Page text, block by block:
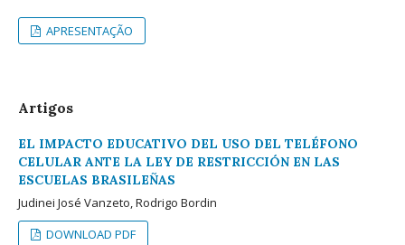
APRESENTAÇÃO
Artigos
EL IMPACTO EDUCATIVO DEL USO DEL TELÉFONO
CELULAR ANTE LA LEY DE RESTRICCIÓN EN LAS
ESCUELAS BRASILEÑAS
Judinei José Vanzeto, Rodrigo Bordin
DOWNLOAD PDF